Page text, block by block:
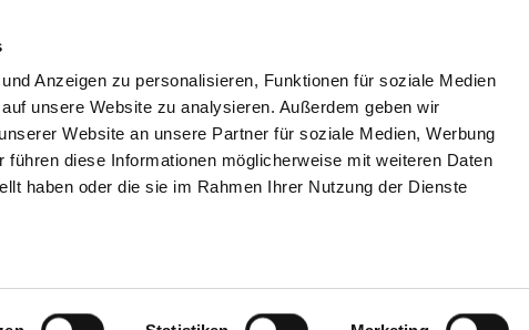
Anzeigen zu personalisieren, Funktionen für soziale Medien
unsere Website zu analysieren. Außerdem geben wir
Website an unsere Partner für soziale Medien, Werbung
führen diese Informationen möglicherweise mit weiteren Daten
haben oder die sie im Rahmen Ihrer Nutzung der Dienste
SUCHEN TIPPS & HILFE DAS DKV STELLENBÖRSE